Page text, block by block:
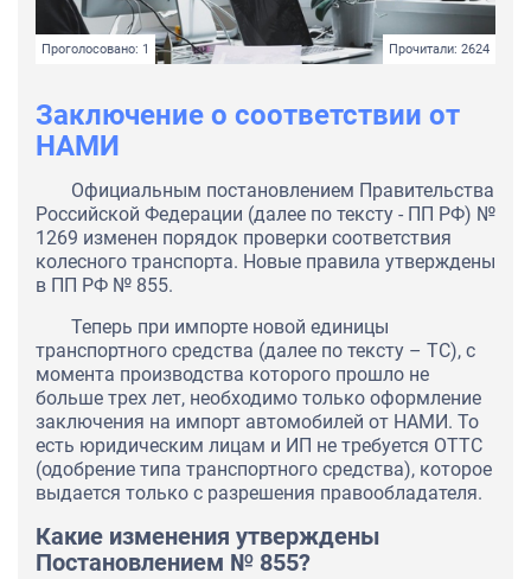
Проголосовано: 1 Прочитали: 2624
Заключение о соответствии от
НАМИ
Официальным постановлением Правительства
Российской Федерации (далее по тексту - ПП РФ) №
1269 изменен порядок проверки соответствия
колесного транспорта. Новые правила утверждены
в ПП РФ № 855.
Теперь при импорте новой единицы
транспортного средства (далее по тексту – ТС), с
момента производства которого прошло не
больше трех лет, необходимо только оформление
заключения на импорт автомобилей от НАМИ. То
есть юридическим лицам и ИП не требуется ОТТС
(одобрение типа транспортного средства), которое
выдается только с разрешения правообладателя.
Какие изменения утверждены
Постановлением № 855?